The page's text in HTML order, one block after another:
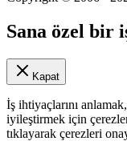
Sana özel bir
Kapat
İş ihtiyaçlarını
iyileştirmek için
tıklayarak çerezleri